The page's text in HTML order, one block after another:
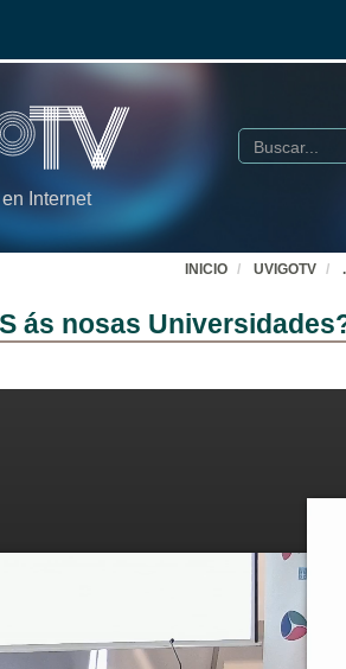
Internet
Buscar
INICIO UVIGOTV
ás nosas